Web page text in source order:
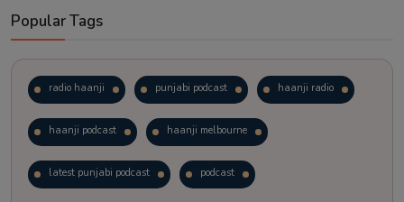
Popular Tags
radio haanji punjabi podcast haanji radio
haanji podcast haanji melbourne
latest punjabi podcast podcast